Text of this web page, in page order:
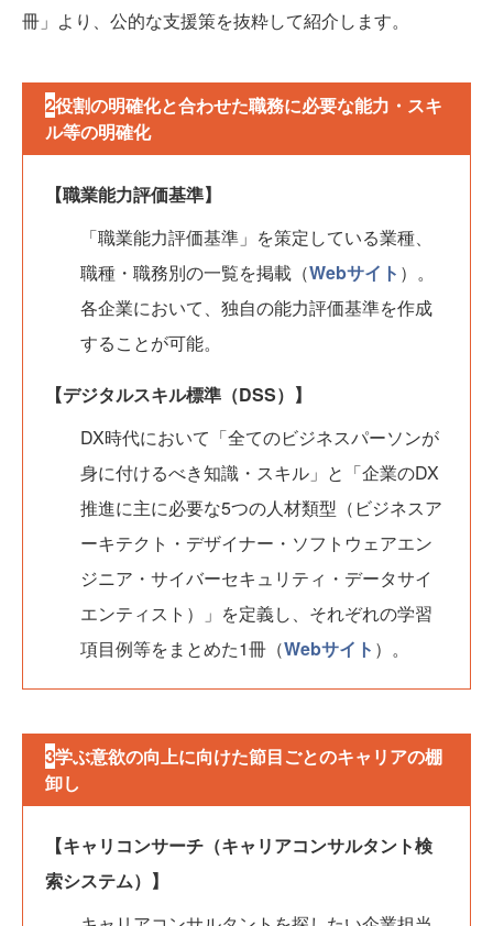
冊」より、公的な支援策を抜粋して紹介します。
2役割の明確化と合わせた職務に必要な能力・スキ
ル等の明確化
【職業能力評価基準】
「職業能力評価基準」を策定している業種、
職種・職務別の一覧を掲載（Webサイト ）。
各企業において、独自の能力評価基準を作成
することが可能。
【デジタルスキル標準（DSS）】
DX時代において「全てのビジネスパーソンが
身に付けるべき知識・スキル」と「企業のDX
推進に主に必要な5つの人材類型（ビジネスア
ーキテクト・デザイナー・ソフトウェアエン
ジニア・サイバーセキュリティ・データサイ
エンティスト）」を定義し、それぞれの学習
項目例等をまとめた1冊（Webサイト ）。
3学ぶ意欲の向上に向けた節目ごとのキャリアの棚
卸し
【キャリコンサーチ（キャリアコンサルタント検
索システム）】